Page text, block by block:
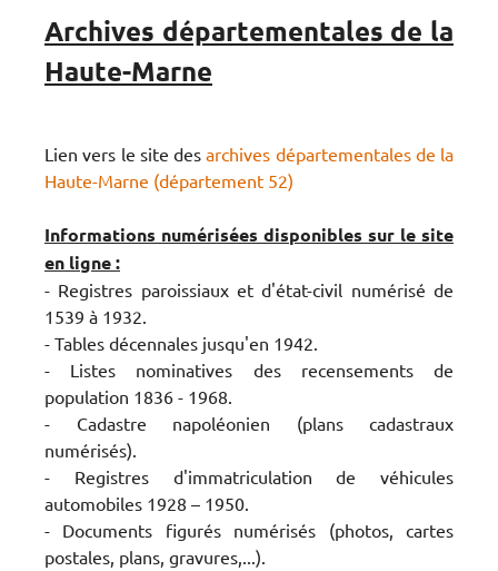
Archives départementales de la
Haute-Marne
Lien vers le site desarchives départementales de la
Haute-Marne (département 52)
Informations numérisées disponibles sur le site
en ligne :
- Registres paroissiaux et d'état-civil numérisé de
1539 à 1932.
- Tables décennales jusqu'en 1942.
- Listes nominatives des recensements de
population 1836 - 1968.
- Cadastre napoléonien (plans cadastraux
numérisés).
- Registres d'immatriculation de véhicules
automobiles 1928 – 1950.
- Documents figurés numérisés (photos, cartes
postales, plans, gravures,...).